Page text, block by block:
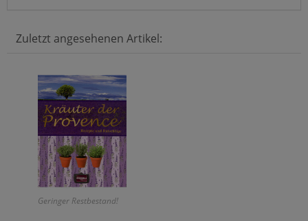
Zuletzt angesehenen Artikel:
Geringer Restbestand!